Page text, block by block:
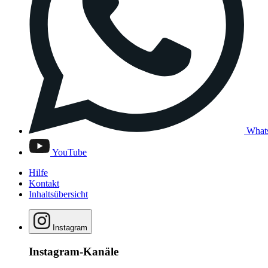
YouTube
Hilfe
Kontakt
Inhaltsübersicht
Instagram
Instagram-Kanäle